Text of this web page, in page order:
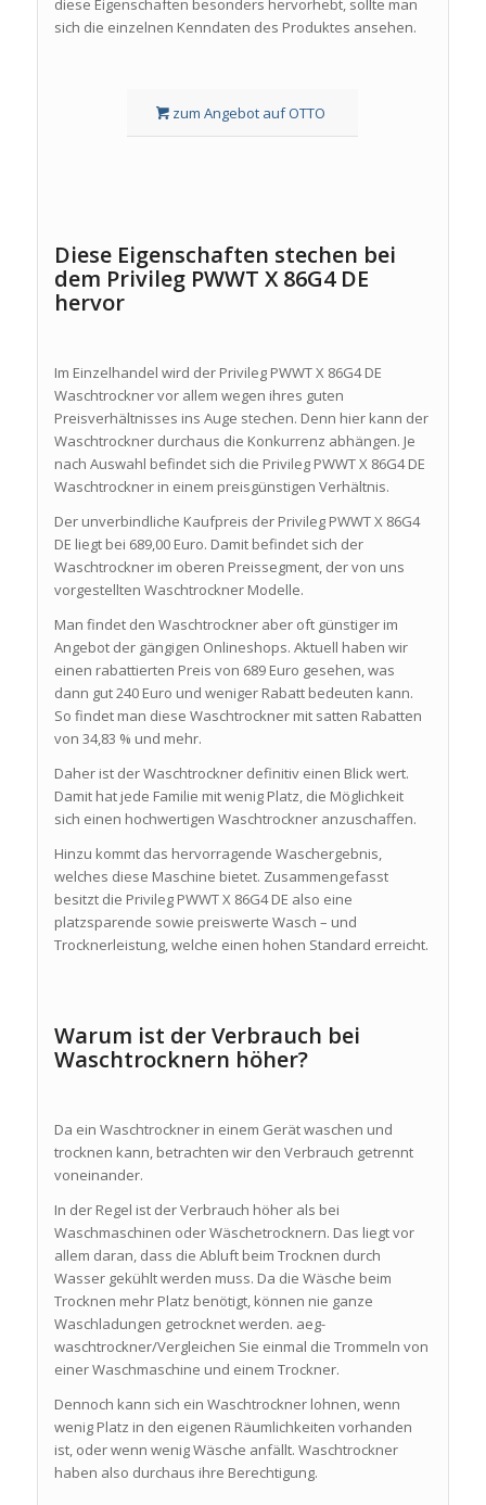
diese Eigenschaften besonders hervorhebt, sollte man
sich die einzelnen Kenndaten des Produktes ansehen.
zum Angebot auf OTTO
Diese Eigenschaften stechen bei
dem Privileg PWWT X 86G4 DE
hervor
Im Einzelhandel wird der Privileg PWWT X 86G4 DE
Waschtrockner vor allem wegen ihres guten
Preisverhältnisses ins Auge stechen. Denn hier kann der
Waschtrockner durchaus die Konkurrenz abhängen. Je
nach Auswahl befindet sich die Privileg PWWT X 86G4 DE
Waschtrockner in einem preisgünstigen Verhältnis.
Der unverbindliche Kaufpreis der Privileg PWWT X 86G4
DE liegt bei 689,00 Euro. Damit befindet sich der
Waschtrockner im oberen Preissegment, der von uns
vorgestellten Waschtrockner Modelle.
Man findet den Waschtrockner aber oft günstiger im
Angebot der gängigen Onlineshops. Aktuell haben wir
einen rabattierten Preis von 689 Euro gesehen, was
dann gut 240 Euro und weniger Rabatt bedeuten kann.
So findet man diese Waschtrockner mit satten Rabatten
von 34,83 % und mehr.
Daher ist der Waschtrockner definitiv einen Blick wert.
Damit hat jede Familie mit wenig Platz, die Möglichkeit
sich einen hochwertigen Waschtrockner anzuschaffen.
Hinzu kommt das hervorragende Waschergebnis,
welches diese Maschine bietet. Zusammengefasst
besitzt die Privileg PWWT X 86G4 DE also eine
platzsparende sowie preiswerte Wasch – und
Trocknerleistung, welche einen hohen Standard erreicht.
Warum ist der Verbrauch bei
Waschtrocknern höher?
Da ein Waschtrockner in einem Gerät waschen und
trocknen kann, betrachten wir den Verbrauch getrennt
voneinander.
In der Regel ist der Verbrauch höher als bei
Waschmaschinen oder Wäschetrocknern. Das liegt vor
allem daran, dass die Abluft beim Trocknen durch
Wasser gekühlt werden muss. Da die Wäsche beim
Trocknen mehr Platz benötigt, können nie ganze
Waschladungen getrocknet werden. aeg-
waschtrockner/Vergleichen Sie einmal die Trommeln von
einer Waschmaschine und einem Trockner.
Dennoch kann sich ein Waschtrockner lohnen, wenn
wenig Platz in den eigenen Räumlichkeiten vorhanden
ist, oder wenn wenig Wäsche anfällt. Waschtrockner
haben also durchaus ihre Berechtigung.